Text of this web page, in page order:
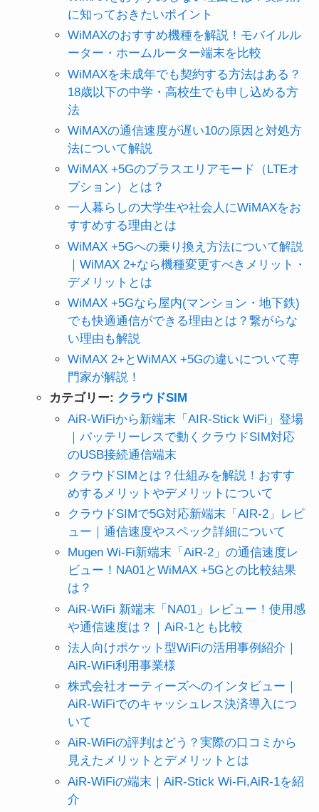
に知っておきたいポイント
WiMAXのおすすめ機種を解説！モバイルル
ーター・ホームルーター端末を比較
WiMAXを未成年でも契約する方法はある？
18歳以下の中学・高校生でも申し込める方
法
WiMAXの通信速度が遅い10の原因と対処方
法について解説
WiMAX +5Gのプラスエリアモード（LTEオ
プション）とは？
一人暮らしの大学生や社会人にWiMAXをお
すすめする理由とは
WiMAX +5Gへの乗り換え方法について解説
｜WiMAX 2+なら機種変更すべきメリット・
デメリットとは
WiMAX +5Gなら屋内(マンション・地下鉄)
でも快適通信ができる理由とは？繋がらな
い理由も解説
WiMAX 2+とWiMAX +5Gの違いについて専
門家が解説！
カテゴリー: クラウドSIM
AiR-WiFiから新端末「AIR-Stick WiFi」登場
｜バッテリーレスで動くクラウドSIM対応
のUSB接続通信端末
クラウドSIMとは？仕組みを解説！おすす
めするメリットやデメリットについて
クラウドSIMで5G対応新端末「AIR-2」レビ
ュー｜通信速度やスペック詳細について
Mugen Wi-Fi新端末「AiR-2」の通信速度レ
ビュー！NA01とWiMAX +5Gとの比較結果
は？
AiR-WiFi 新端末「NA01」レビュー！使用感
や通信速度は？｜AiR-1とも比較
法人向けポケット型WiFiの活用事例紹介｜
AiR-WiFi利用事業様
株式会社オーティーズへのインタビュー｜
AiR-WiFiでのキャッシュレス決済導入につ
いて
AiR-WiFiの評判はどう？実際の口コミから
見えたメリットとデメリットとは
AiR-WiFiの端末｜AiR-Stick Wi-Fi,AiR-1を紹
介